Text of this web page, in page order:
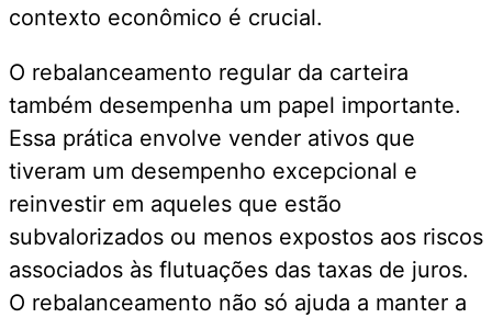
contexto econômico é crucial.
O rebalanceamento regular da carteira
também desempenha um papel importante.
Essa prática envolve vender ativos que
tiveram um desempenho excepcional e
reinvestir em aqueles que estão
subvalorizados ou menos expostos aos riscos
associados às flutuações das taxas de juros.
O rebalanceamento não só ajuda a manter a